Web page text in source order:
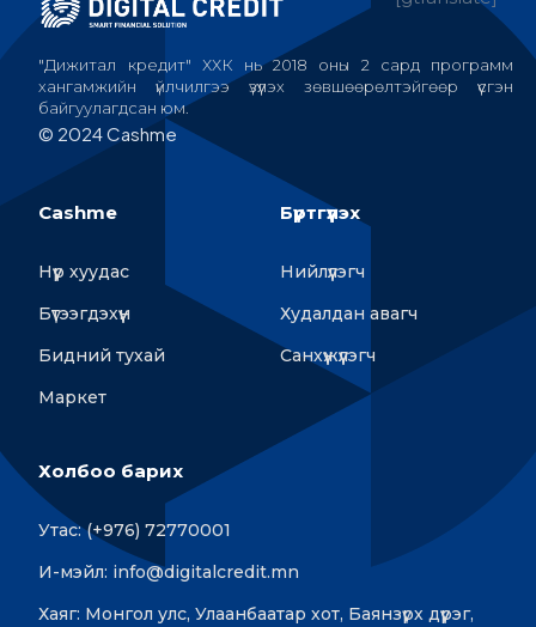
"Дижитал кредит" ХХК нь 2018 оны 2 сард программ
хангамжийн үйлчилгээ үзүүлэх зөвшөөрөлтэйгөөр үүсгэн
байгуулагдсан юм.
© 2024 Cashme
Cashme
Нүүр хуудас
Бүтээгдэхүүн
Бидний тухай
Маркет
Бүртгүүлэх
Нийлүүлэгч
Худалдан авагч
Санхүүжүүлэгч
Холбоо барих
Утас: (+976) 72770001
И-мэйл: info@digitalcredit.mn
Хаяг: Монгол улс, Улаанбаатар хот, Баянзүрх дүүрэг,